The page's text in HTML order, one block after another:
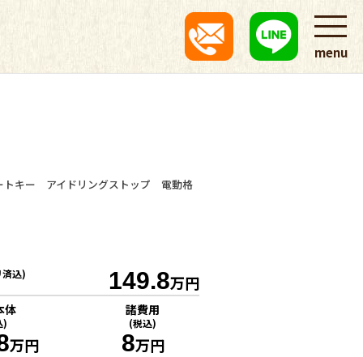
menu
キー アイドリングストップ 電動格
込) 149.8万円
体
)
万円
諸費用
(税込)
8万円